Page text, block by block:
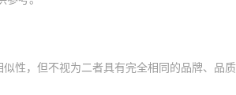
性，但不视为二者具有完全相同的品牌、品